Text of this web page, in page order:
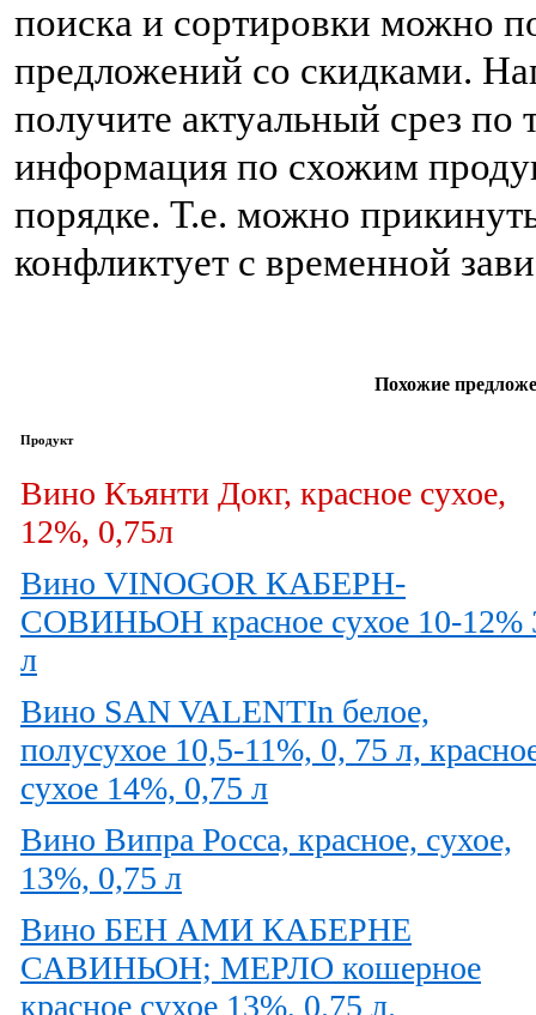
поиска и сортировки можно
предложений со скидками.
получите актуальный срез
информация по схожим
порядке. Т.е. можно
конфликтует с временной
Похожие
Продукт
Вино Къянти Докг, красное сухое,
12%, 0,75л
Вино VINOGOR КАБЕРН-
СОВИНЬОН красное сухое 10-12%
л
Вино SAN VALENTIn белое,
полусухое 10,5-11%, 0, 75 л,
сухое 14%, 0,75 л
Вино Випра Росса, красное, сухое,
13%, 0,75 л
Вино БЕН АМИ КАБЕРНЕ
САВИНЬОН; МЕРЛО кошерное
красное сухое 13%, 0.75 л.